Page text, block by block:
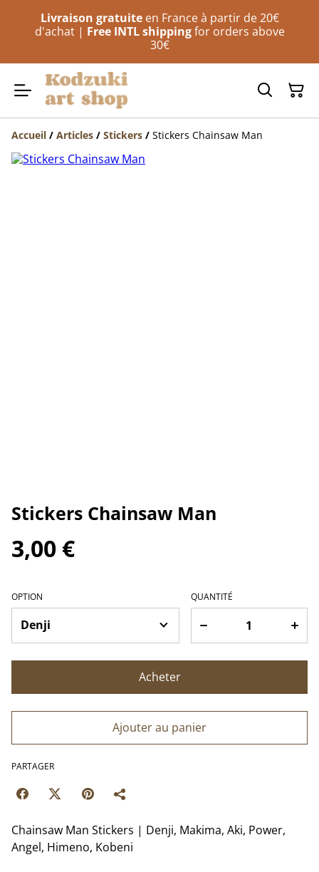
Livraison gratuiteen France à partir de 20€
d'achat | Free INTL shippingfor orders above
30€
Accueil / Articles / Stickers / Stickers Chainsaw Man
Stickers Chainsaw Man
3,00 €
OPTION QUANTITÉ
Acheter
Ajouter au panier
PARTAGER
Chainsaw Man Stickers | Denji, Makima, Aki, Power,
Angel, Himeno, Kobeni